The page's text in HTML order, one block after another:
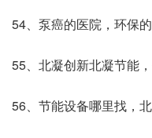
54、泵癌的医院，环保
55、北凝创新北凝节能，
56、节能设备哪里找，北